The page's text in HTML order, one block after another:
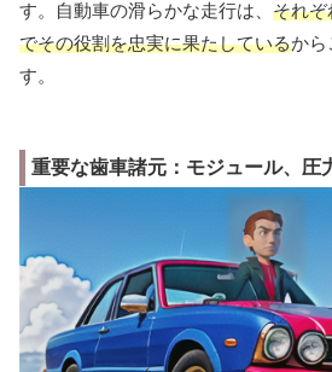
す。自動車の滑らかな走行は、 それぞ
でその役割を忠実に果たしているから
す。
重要な歯車諸元：モジュール、圧